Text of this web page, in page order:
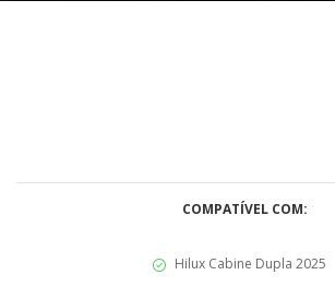
COMPATÍVEL COM:
Hilux Cabine Dupla 2025